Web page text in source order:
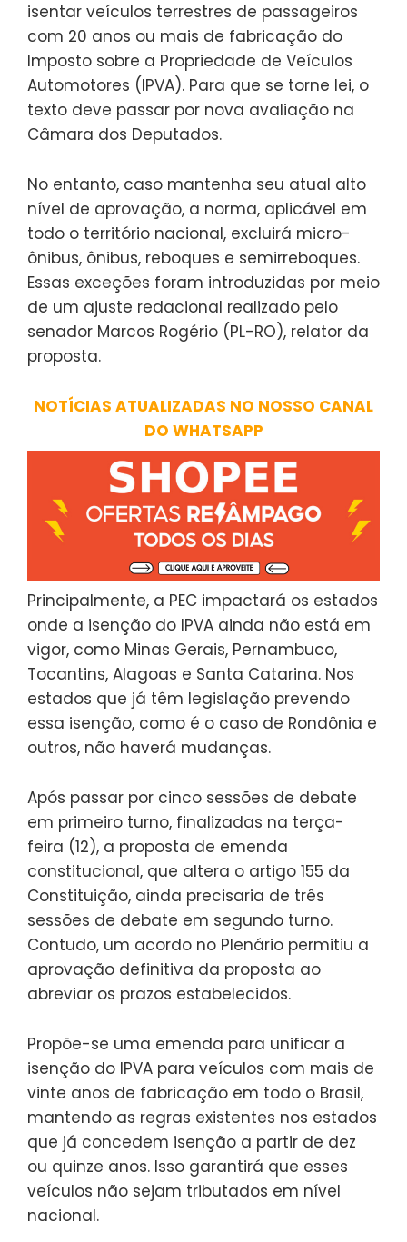
isentar veículos terrestres de passageiros
com 20 anos ou mais de fabricação do
Imposto sobre a Propriedade de Veículos
Automotores (IPVA). Para que se torne lei, o
texto deve passar por nova avaliação na
Câmara dos Deputados.
No entanto, caso mantenha seu atual alto
nível de aprovação, a norma, aplicável em
todo o território nacional, excluirá micro-
ônibus, ônibus, reboques e semirreboques.
Essas exceções foram introduzidas por meio
de um ajuste redacional realizado pelo
senador Marcos Rogério (PL-RO), relator da
proposta.
NOTÍCIAS ATUALIZADAS NO NOSSO CANAL
DO WHATSAPP
Principalmente, a PEC impactará os estados
onde a isenção do IPVA ainda não está em
vigor, como Minas Gerais, Pernambuco,
Tocantins, Alagoas e Santa Catarina. Nos
estados que já têm legislação prevendo
essa isenção, como é o caso de Rondônia e
outros, não haverá mudanças.
Após passar por cinco sessões de debate
em primeiro turno, finalizadas na terça-
feira (12), a proposta de emenda
constitucional, que altera o artigo 155 da
Constituição, ainda precisaria de três
sessões de debate em segundo turno.
Contudo, um acordo no Plenário permitiu a
aprovação definitiva da proposta ao
abreviar os prazos estabelecidos.
Propõe-se uma emenda para unificar a
isenção do IPVA para veículos com mais de
vinte anos de fabricação em todo o Brasil,
mantendo as regras existentes nos estados
que já concedem isenção a partir de dez
ou quinze anos. Isso garantirá que esses
veículos não sejam tributados em nível
nacional.